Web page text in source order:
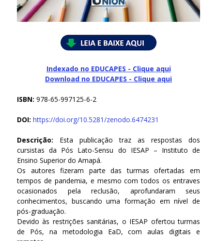
Indexado no EDUCAPES - Clique aqui
Download no EDUCAPES - Clique aqui
ISBN: 978-65-997125-6-2
DOI: https://doi.org/10.5281/zenodo.6474231
Descrição: Esta publicação traz as respostas dos
cursistas da Pós Lato-Sensu do IESAP – Instituto de
Ensino Superior do Amapá.
Os autores fizeram parte das turmas ofertadas em
tempos de pandemia, e mesmo com todos os entraves
ocasionados pela reclusão, aprofundaram seus
conhecimentos, buscando uma formação em nível de
pós-graduação.
Devido às restrições sanitárias, o IESAP ofertou turmas
de Pós, na metodologia EaD, com aulas digitais e